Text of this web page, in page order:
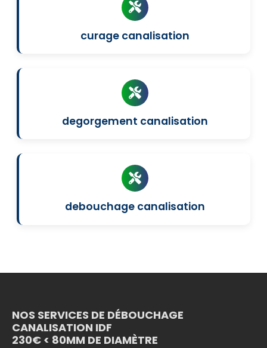
curage canalisation
degorgement canalisation
debouchage canalisation
NOS SERVICES DE DÉBOUCHAGE
CANALISATION IDF
230€ < 80MM DE DIAMÈTRE